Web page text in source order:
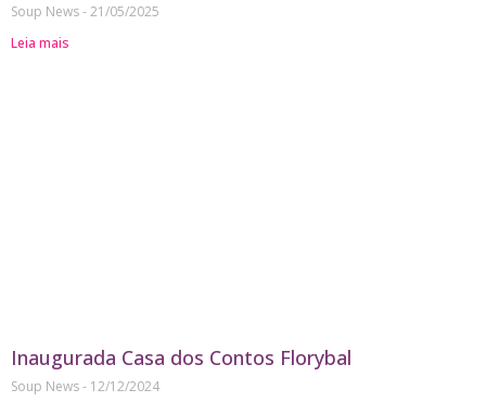
Soup News 21/05/2025
Leia mais
Inaugurada Casa dos Contos Florybal
Soup News
12/12/2024